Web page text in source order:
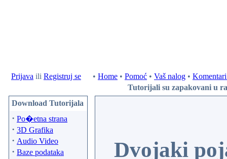
Prijava ili Registruj se • Home • Pomoć • Vaš nalog •
Tutorijali su zapakovani u
Download Tutorijala
· Po�etna strana
· 3D Grafika
· Audio Video
· Baze podataka
Dvojaki